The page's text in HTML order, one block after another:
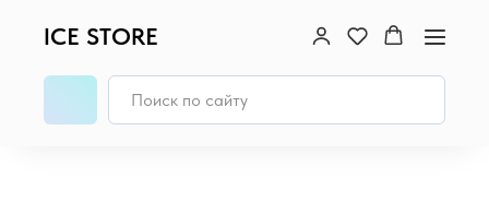
ICE STORE
Главная / MacBook / MacBook Pro 14 (M4, 2024)